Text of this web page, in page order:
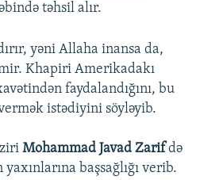
təhsil alır.
yəni Allaha inansa da,
Khapiri Amerikadakı
faydalandığını, bu
istədiyini söyləyib.
Mohammad Javad Zarifdə
başsağlığı verib.